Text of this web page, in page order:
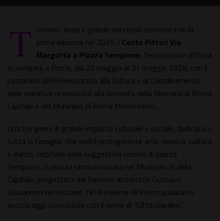
T ornano, dopo il grande successo riscosso con la
prima edizione nel 2025, i Cento Pittori Via
Margutta a Piazza Sempione, l'esposizione diffusa
si svolgerà a Roma, dal 29 maggio al 31 maggio 2026, con il
patrocinio dell'Assessorato alla Cultura e al Coordinamento
delle iniziative riconducibili alla Giornata della Memoria di Roma
Capitale e del Municipio III Roma Montesacro.
Una tre giorni di grande impatto culturale e sociale, dedicata a
tutta la famiglia, che vedrà protagoniste arte, musica, cultura
e danza, ospitate nella suggestiva cornice di piazza
Sempione, la piazza storica situata nel Municipio III della
Capitale, progettata dal famoso architetto Gustavo
Giovannoni nel lontano 1919 insieme all'intero quadrante
ancora oggi conosciuto con il nome di "Città Giardino".